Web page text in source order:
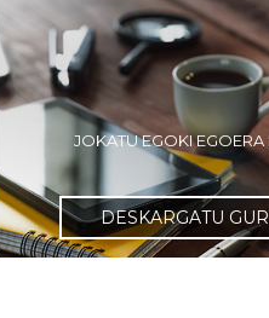
JOKATU EGOKI
DESKARGATU